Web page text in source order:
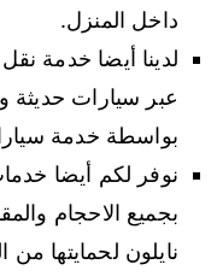
داخل المنزل.
لدينا أيضا خدمة
عبر سيارات حديثة
بواسطة خدمة
نوفر لكم أيضا
بجميع الاحجام
نايلون لحمايتها